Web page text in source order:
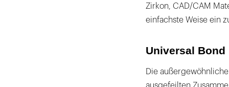
Zirkon, CAD/CAM
einfachste Weise ein
Universal Bond
Die